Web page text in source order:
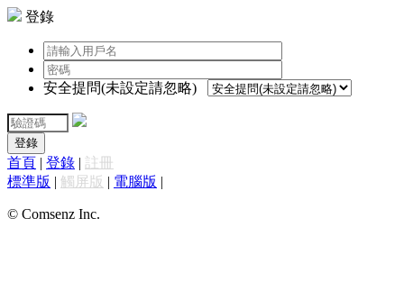
登錄
安全提問(未設定請忽略)
登錄
首頁 | 登錄 | 註冊
標準版 | 觸屏版 | 電腦版 |
© Comsenz Inc.